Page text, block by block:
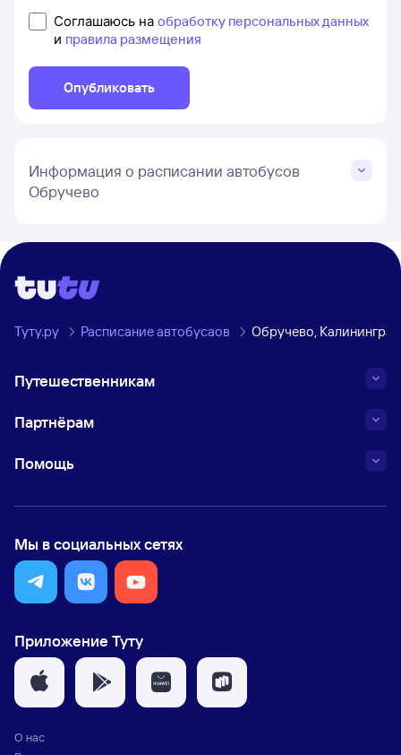
Соглашаюсь на обработку персональных данных
и правила размещения
Опубликовать
Информация о расписании автобусов
Обручево
Туту.ру Расписание автобусаов Обручево,
Путешественникам
Партнёрам
Помощь
Мы в социальных сетях
Приложение Туту
О нас